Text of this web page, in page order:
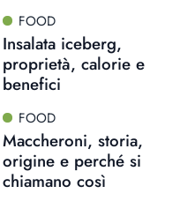
FOOD
Insalata iceberg,
proprietà, calorie e
benefici
FOOD
Maccheroni, storia,
origine e perché si
chiamano così